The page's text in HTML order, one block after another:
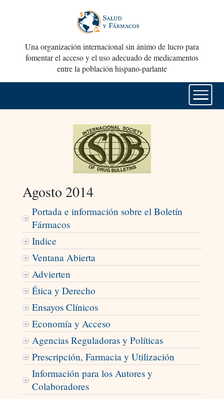
Una organización internacional sin ánimo de lucro para
fomentar el acceso y el uso adecuado de medicamentos
entre la población hispano-parlante
Agosto 2014
Portada e información sobre el Boletín
Fármacos
Indice
Ventana Abierta
Advierten
Ética y Derecho
Ensayos Clínicos
Economía y Acceso
Agencias Reguladoras y Políticas
Prescripción, Farmacia y Utilización
Información para los Autores y
Colaboradores